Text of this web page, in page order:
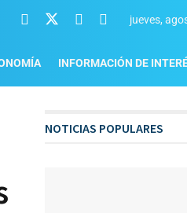
jueves,
INFORMACIÓN DE
NOTICIAS POPULARES